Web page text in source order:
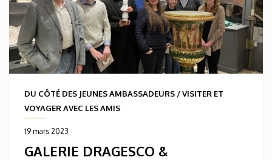
DU CÔTÉ DES JEUNES AMBASSADEURS /VISITER ET
VOYAGER AVEC LES AMIS
19 mars 2023
GALERIE DRAGESCO &